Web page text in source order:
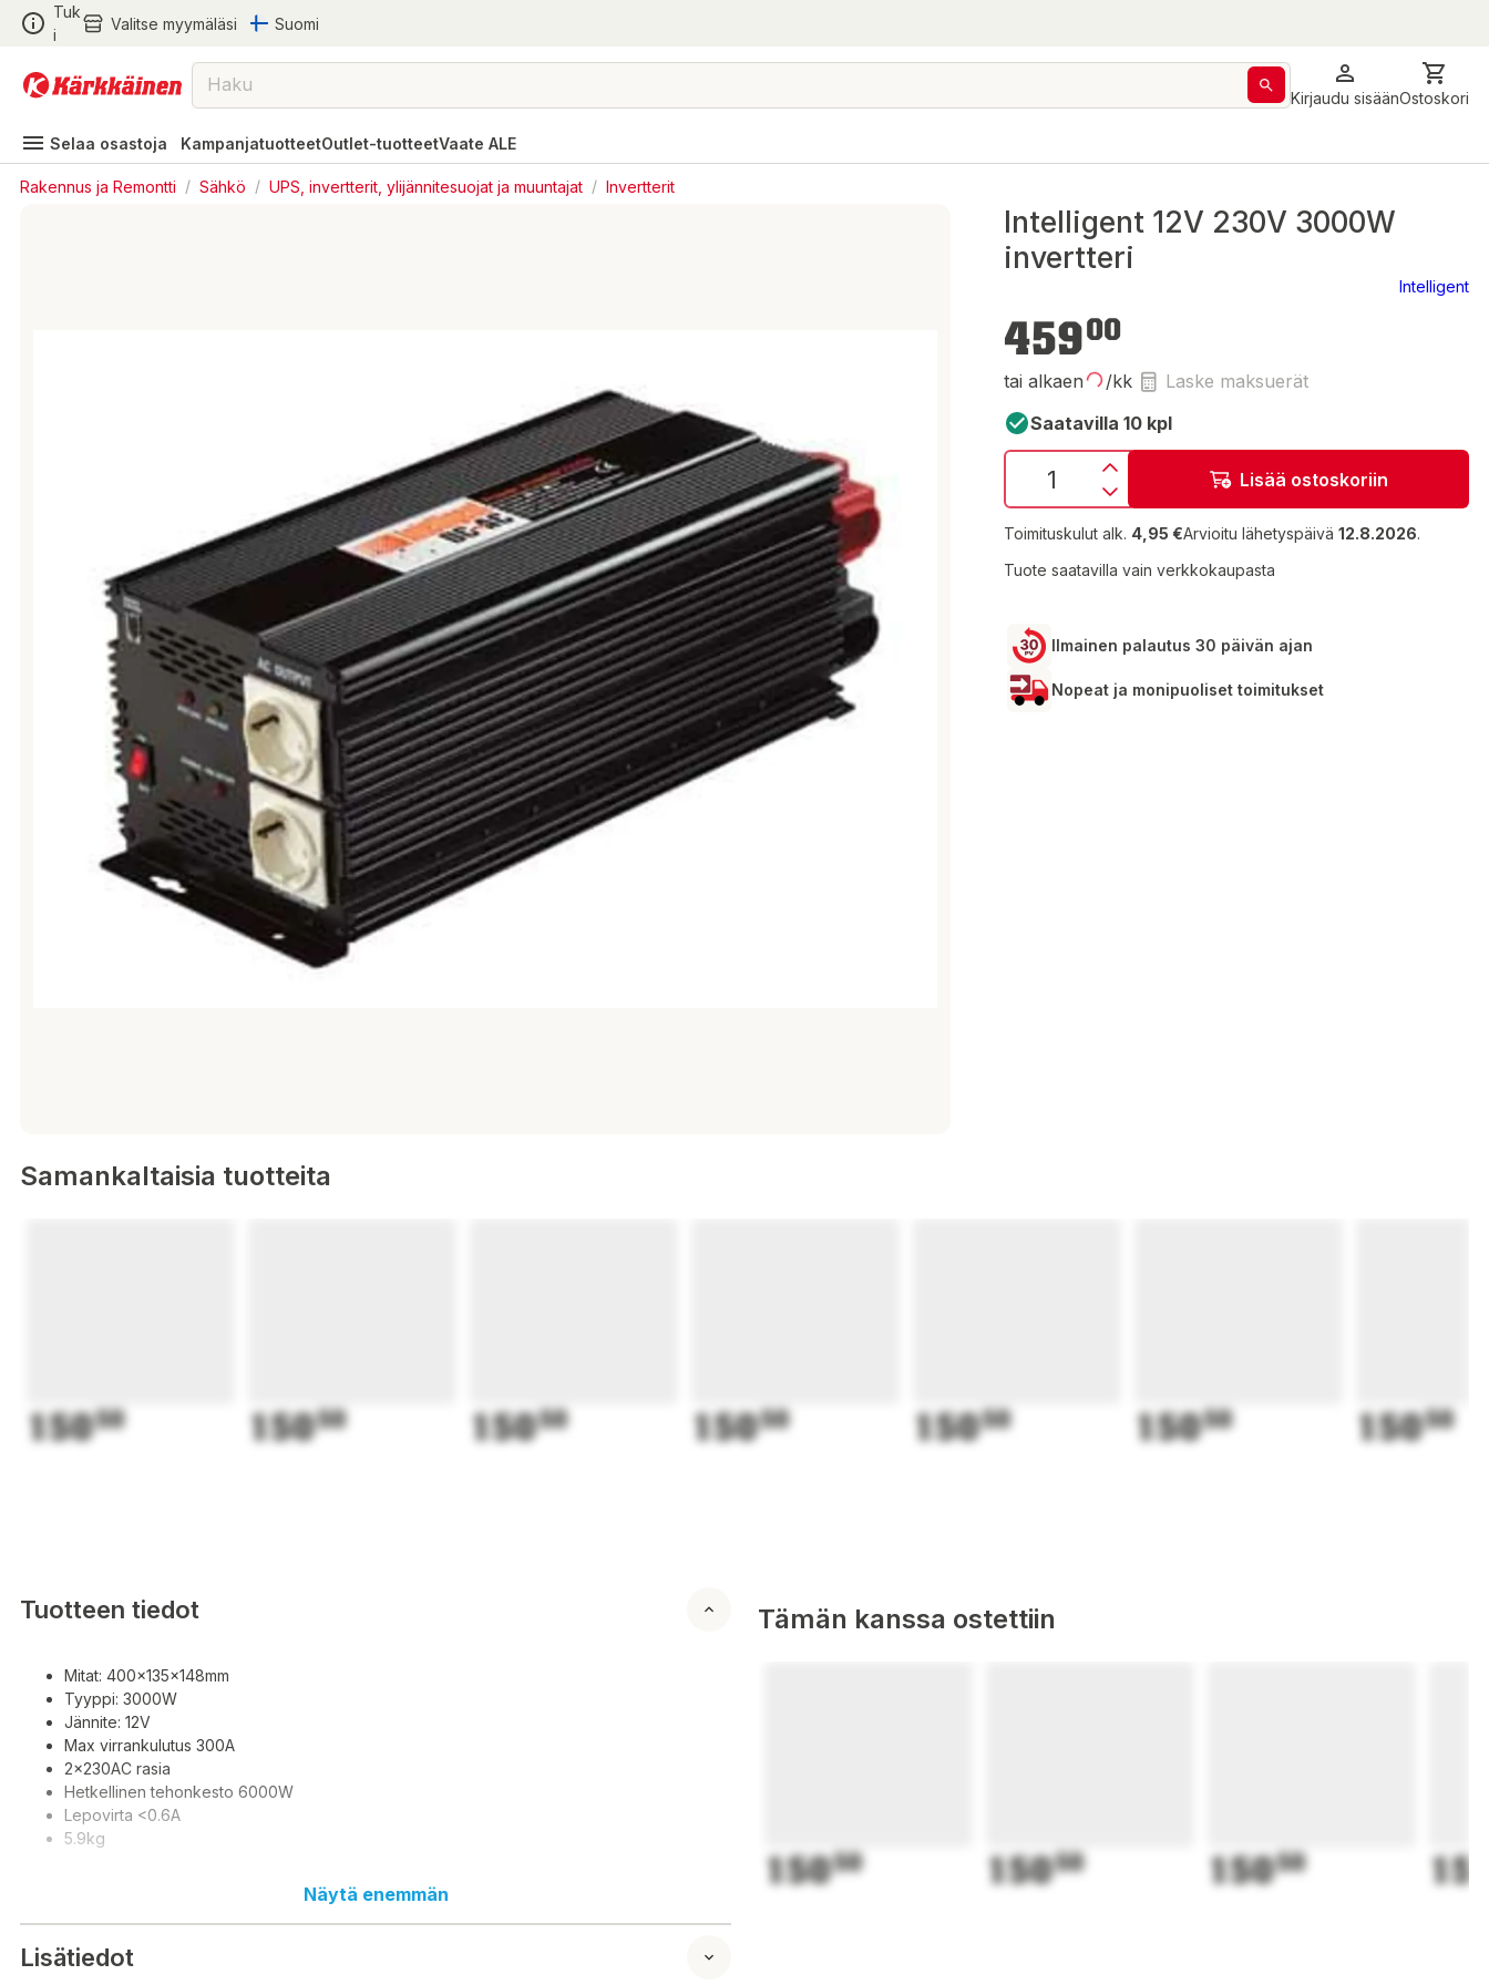
Tuk
i
Valitse myymäläsi Suomi
Kirjaudu sisäänOstoskori
Selaa osastoja KampanjatuotteetOutlet-tuotteetVaate ALE
Rakennus ja Remontti / Sähkö / UPS, invertterit, ylijännitesuojat ja muuntajat / Invertterit
Intelligent 12V 230V 3000W
invertteri
Intelligent
45900
tai alkaen /kk
Laske maksuerät
Saatavilla 10 kpl
Lisää ostoskoriin
Toimituskulut alk. 4,95 €Arvioitu lähetyspäivä 12.8.2026.
Tuote saatavilla vain verkkokaupasta
Ilmainen palautus 30 päivän ajan
Nopeat ja monipuoliset toimitukset
Samankaltaisia tuotteita
15050 15050 15050 15050 15050 15050 15050
Tuotteen tiedot
Mitat: 400x135x148mm
Tyyppi: 3000W
Jännite: 12V
Max virrankulutus 300A
2x230AC rasia
Hetkellinen tehonkesto 6000W
Lepovirta <0.6A
5.9kg
Typ: 3000W
Näytä enemmän
Lisätiedot
Tämän kanssa ostettiin
15050 15050 15050